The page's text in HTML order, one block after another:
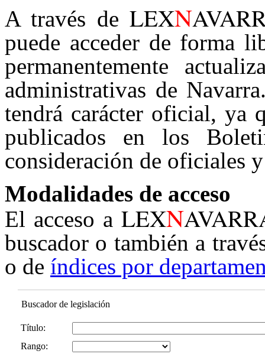
A través de LEXN
puede acceder de forma
permanentemente
administrativas de
tendrá carácter oficial, ya
publicados en los
consideración de oficiales
Modalidades de acceso
El acceso aLEXN
buscador o también a
o de índices por
Buscador de legislación
Título:
Rango: